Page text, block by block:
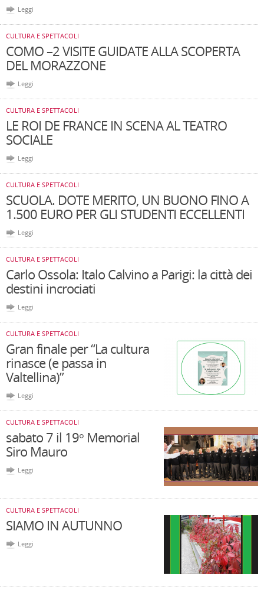
Leggi
CULTURA E SPETTACOLI
COMO –2 VISITE GUIDATE ALLA SCOPERTA
DEL MORAZZONE
Leggi
CULTURA E SPETTACOLI
LE ROI DE FRANCE IN SCENA AL TEATRO
SOCIALE
Leggi
CULTURA E SPETTACOLI
SCUOLA. DOTE MERITO, UN BUONO FINO A
1.500 EURO PER GLI STUDENTI ECCELLENTI
Leggi
CULTURA E SPETTACOLI
Carlo Ossola: Italo Calvino a Parigi: la città dei
destini incrociati
Leggi
CULTURA E SPETTACOLI
Gran finale per “La cultura
rinasce (e passa in
Valtellina)”
Leggi
CULTURA E SPETTACOLI
sabato 7 il 19° Memorial
Siro Mauro
Leggi
CULTURA E SPETTACOLI
SIAMO IN AUTUNNO
Leggi